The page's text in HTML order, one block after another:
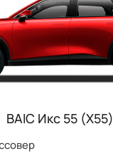
BAIC Икс 55 (X55)